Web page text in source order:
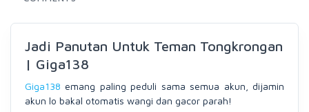
Jadi Panutan Untuk Teman Tongkrongan
| Giga138
Giga138 emang paling peduli sama semua akun, dijamin
akun lo bakal otomatis wangi dan gacor parah!